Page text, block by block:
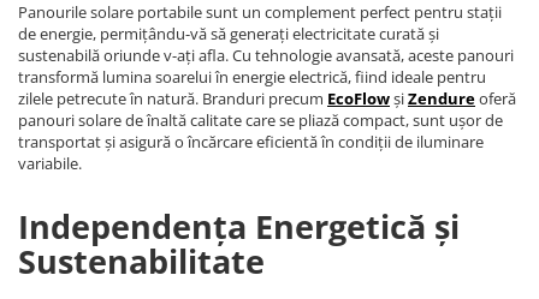
Panourile solare portabile sunt un complement perfect pentru stații
de energie, permițându-vă să generați electricitate curată și
sustenabilă oriunde v-ați afla. Cu tehnologie avansată, aceste panouri
transformă lumina soarelui în energie electrică, fiind ideale pentru
zilele petrecute în natură. Branduri precum EcoFlowșiZendureoferă
panouri solare de înaltă calitate care se pliază compact, sunt ușor de
transportat și asigură o încărcare eficientă în condiții de iluminare
variabile.
Independența Energetică și
Sustenabilitate